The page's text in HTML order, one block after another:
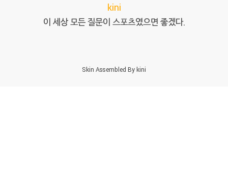
kini
이 세상 모든 질문이 스포츠였으면 좋겠다.
Skin Assembled Bykini